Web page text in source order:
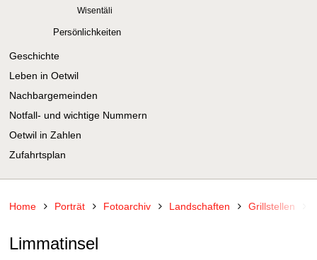
Wisentäli
Persönlichkeiten
Geschichte
Leben in Oetwil
Nachbargemeinden
Notfall- und wichtige Nummern
Oetwil in Zahlen
Zufahrtsplan
Home Porträt Fotoarchiv Landschaften Grillstellen
Limmatinsel